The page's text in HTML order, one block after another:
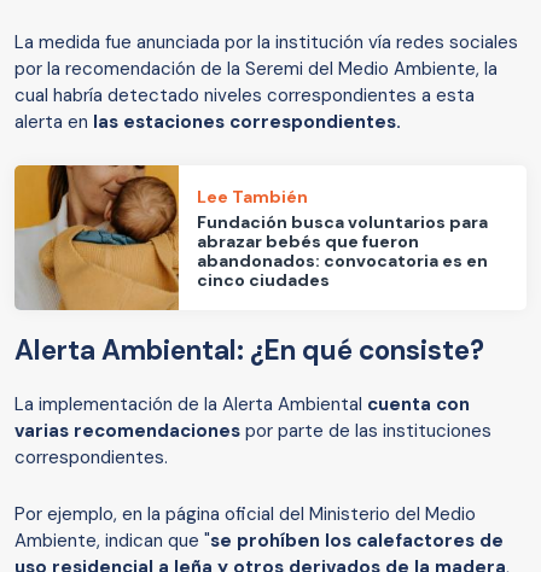
La medida fue anunciada por la institución vía redes sociales
por la recomendación de la Seremi del Medio Ambiente, la
cual habría detectado niveles correspondientes a esta
alerta en las estaciones correspondientes.
Lee También
Fundación busca voluntarios para
abrazar bebés que fueron
abandonados: convocatoria es en
cinco ciudades
Alerta Ambiental: ¿En qué consiste?
La implementación de la Alerta Ambiental cuenta con
varias recomendaciones por parte de las instituciones
correspondientes.
Por ejemplo, en la página oficial del Ministerio del Medio
Ambiente, indican que "se prohíben los calefactores de